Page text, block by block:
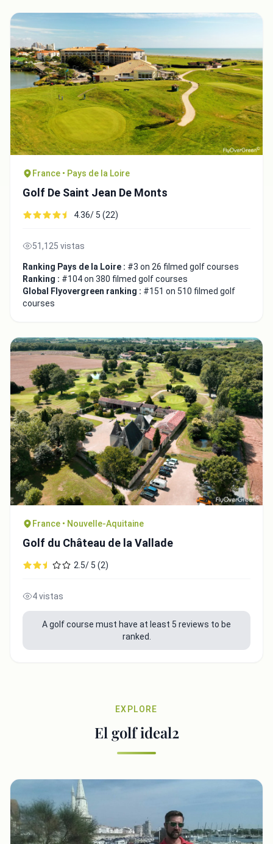
France • Pays de la Loire
Golf De Saint Jean De Monts
4.36/ 5 (22)
51,125 vistas
Ranking Pays de la Loire : #3 on 26 filmed golf courses
Ranking : #104 on 380 filmed golf courses
Global Flyovergreen ranking : #151 on 510 filmed golf
courses
France • Nouvelle-Aquitaine
Golf du Château de la Vallade
2.5/ 5 (2)
4 vistas
A golf course must have at least 5 reviews to be
ranked.
EXPLORE
El golf ideal2